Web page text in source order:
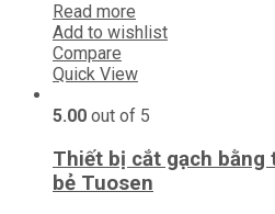
Read more
Add to wishlist
Compare
Quick View
5.00 out of 5
Thiết bị cắt gạch bằng
bẻ Tuosen